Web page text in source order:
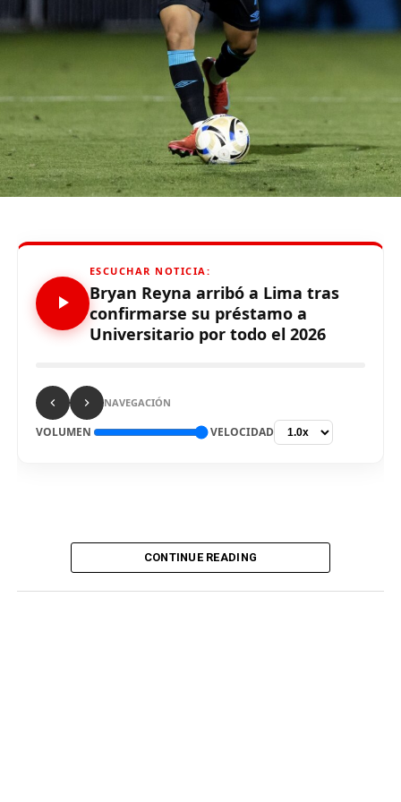
tiempo qu
hizo”,enfatizó el técnico.
De otro lado, se reportó que supuestos hinchas de
Sporting Cristal realizaron pintas y ciertos daños en los
alrededores del Estadio Alejandro Villanueva – Matute,
durante el partido ante Carabobo por Copa Libertadores
2026. Con este panorama, se abre la posibilidad de que
Alianza Lima no preste nuevamente el recinto deportivo
a los celestes, por lo que se abre una nueva posibilidad
Comparte esto:
ESCUCHAR NOTICIA:
Bryan Reyna arribó a Lima tras
confirmarse su préstamo a
Universitario por todo el 2026
NAVEGACIÓN
VOLUMEN VELOCIDAD
CONTINUE READING